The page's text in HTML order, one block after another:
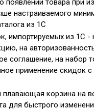
появлении товара при
настраиваемого
из 1С
импортируемых из 1С -
на
соглашение, на набор
применение скидок с
корзина на
для быстрого